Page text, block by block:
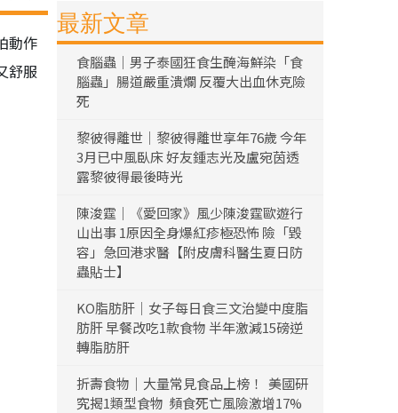
動作
舒服
最新文章
食腦蟲｜男子泰國狂食生醃海鮮染「食
腦蟲」腸道嚴重潰爛 反覆大出血休克險
死
黎彼得離世｜黎彼得離世享年76歲 今年
3月已中風臥床 好友鍾志光及盧宛茵透
露黎彼得最後時光
陳浚霆｜《愛回家》風少陳浚霆歐遊行
山出事 1原因全身爆紅疹極恐怖 險「毀
容」急回港求醫【附皮膚科醫生夏日防
蟲貼士】
KO脂肪肝｜女子每日食三文治變中度脂
肪肝 早餐改吃1款食物 半年激減15磅逆
轉脂肪肝
折壽食物｜大量常見食品上榜！ 美國研
究揭1類型食物 頻食死亡風險激增17%